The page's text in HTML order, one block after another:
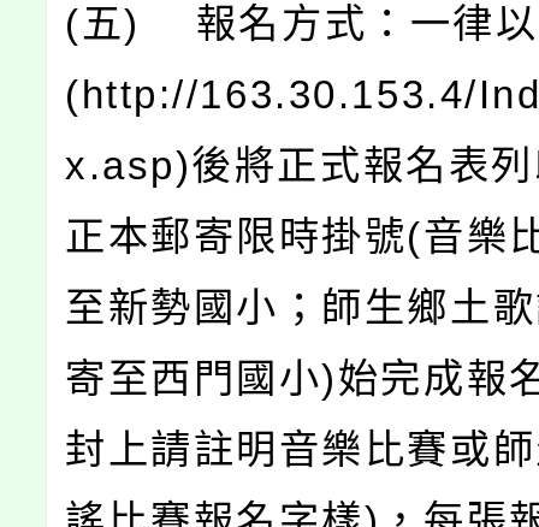
(五) 報名方式：一律以
(http://163.30.153.4/
x.asp)後將正式報名表
正本郵寄限時掛號(音樂
至新勢國小；師生鄉土
寄至西門國小)始完成報
封上請註明音樂比賽或